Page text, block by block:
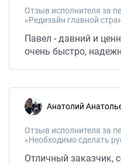
Отзыв исполнителя за
«Редизайн главной
Павел - давний и
очень быстро,
Анатолий
Отзыв исполнителя за
Отличный заказчик,